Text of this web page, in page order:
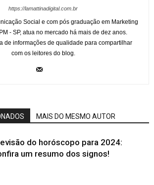
https://lamattinadigital.com.br
Social e com pós graduação em Marketing
- SP, atua no mercado há mais de dez anos.
de informações de qualidade para compartilhar
com os leitores do blog.
MAIS DO MESMO AUTOR
do horóscopo para 2024:
um resumo dos signos!